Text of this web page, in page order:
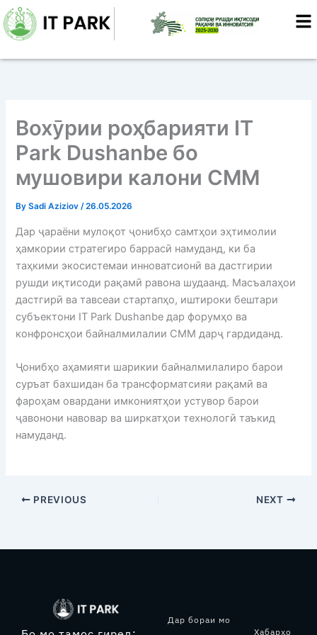
Skip
to
content
Вохӯрии роҳбарияти IT
Park Dushanbe бо
мушовири калони СММ
BySadi Aziziov/26.05.2026
Дар ҷараёни мулоқот ҷонибҳо самтҳои эҳтимолии
ҳамкории стратегиро баррасӣ намуданд, ки ба
таҳкими экосистемаи инноватсионӣ ва дастгирии
рушди иқтисоди рақамӣ равона шудаанд. Масъалаҳои
дастгирӣ ва тавсеаи стартапҳо, иштироки бештари
субъектони IT Park Dushanbe дар форумҳо ва
конфронсҳои байналмилалии СММ дарҷ гардиданд.
Ҷонибҳо аҳамияти шарикии байналмилалиро барои
суръат бахшидан ба трансформатсияи рақамӣ ва
фароҳам овардани имкониятҳои устувор барои
ҷавонони навовар ва ширкатҳои технологӣ таъкид
намуданд.
PREVIOUS NEXT
Дар бораи мо
Хабарҳо